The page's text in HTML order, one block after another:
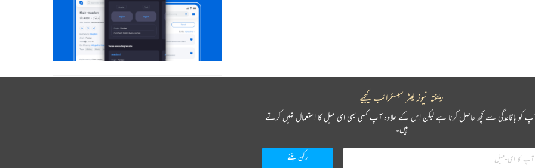
ریختہ نیوز لیٹر سبسکرائب کیجیے
کو باقاعدگی سے کچھ حاصل کرنا ہے لیکن اس کے علاوہ آپ کسی بھی ای میل کا استعمال نہیں کرتے
ہیں۔